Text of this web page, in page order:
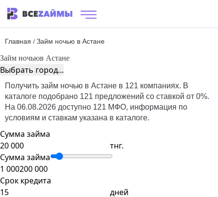
Главная / Займ ночью в Астане
Займ ночьюв Астане
Выбрать город...
Получить займ ночью в Астане в 121 компаниях. В
каталоге подобрано 121 предложений со ставкой от 0%.
На 06.08.2026 доступно 121 МФО, информация по
условиям и ставкам указана в каталоге.
Сумма займа
тнг.
Сумма займа
1 000200 000
Срок кредита
дней